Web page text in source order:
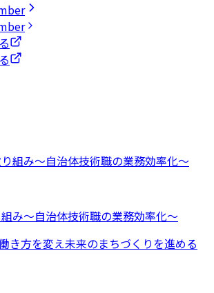
み～自治体技術職の業務効率化～